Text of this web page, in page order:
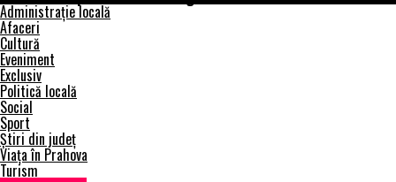
Administrație locală
Afaceri
Cultură
Eveniment
Exclusiv
Politică locală
Social
Sport
Știri din județ
Viața în Prahova
Turism